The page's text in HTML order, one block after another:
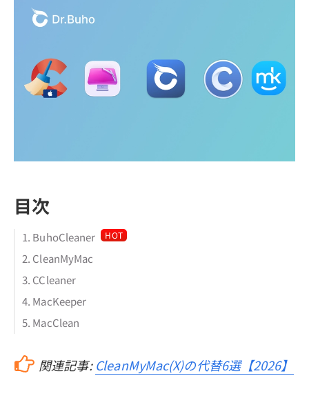
目次
1. BuhoCleaner HOT
2. CleanMyMac
3. CCleaner
4. MacKeeper
5. MacClean
関連記事: CleanMyMac(X)の代替6選【2026】